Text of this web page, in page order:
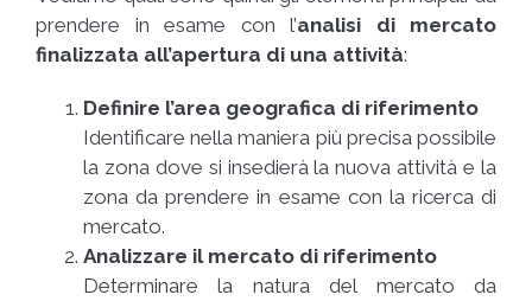
prendere in esame con l’analisi di mercato
finalizzata all’apertura di una attività:
Definire l’area geografica di riferimento
Identificare nella maniera più precisa possibile
la zona dove si insedierà la nuova attività e la
zona da prendere in esame con la ricerca di
mercato.
Analizzare il mercato di riferimento
Determinare la natura del mercato da